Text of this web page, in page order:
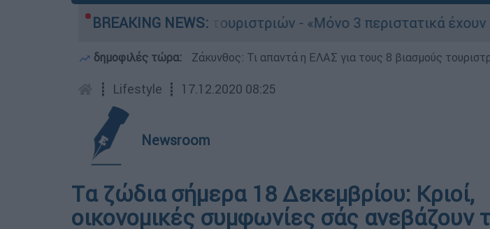
BREAKING NEWS:
τους 8 βιασμούς τουριστριών - «Μόνο 3 περιστατικά έχουν
δημοφιλές τώρα: Ζάκυνθος: Τι απαντά η ΕΛΑΣ για τους 8 βιασμούς
┋ Lifestyle ┋ 17.12.2020 08:25
Newsroom
Tα ζώδια σήμερα 18 Δεκεμβρίου: Κριοί,
οικονομικές συμφωνίες σάς ανεβάζουν